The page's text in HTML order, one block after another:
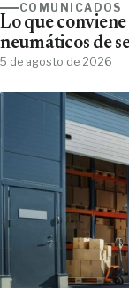
COMUNICADOS
Lo que
neumáticos de
5 de agosto de 2026